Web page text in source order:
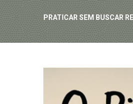
PRATICAR SEM BUSCAR